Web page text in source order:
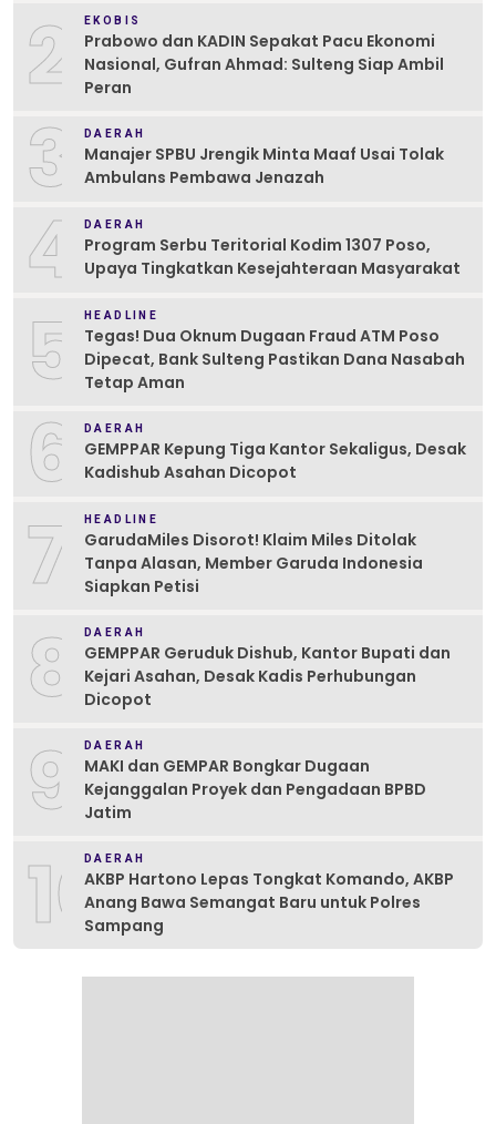
2 EKOBIS
Prabowo dan KADIN Sepakat Pacu Ekonomi
Nasional, Gufran Ahmad: Sulteng Siap Ambil
Peran
3 DAERAH
Manajer SPBU Jrengik Minta Maaf Usai Tolak
Ambulans Pembawa Jenazah
4 DAERAH
Program Serbu Teritorial Kodim 1307 Poso,
Upaya Tingkatkan Kesejahteraan Masyarakat
5 HEADLINE
Tegas! Dua Oknum Dugaan Fraud ATM Poso
Dipecat, Bank Sulteng Pastikan Dana Nasabah
Tetap Aman
6 DAERAH
GEMPPAR Kepung Tiga Kantor Sekaligus, Desak
Kadishub Asahan Dicopot
7 HEADLINE
GarudaMiles Disorot! Klaim Miles Ditolak
Tanpa Alasan, Member Garuda Indonesia
Siapkan Petisi
8 DAERAH
GEMPPAR Geruduk Dishub, Kantor Bupati dan
Kejari Asahan, Desak Kadis Perhubungan
Dicopot
9 DAERAH
MAKI dan GEMPAR Bongkar Dugaan
Kejanggalan Proyek dan Pengadaan BPBD
Jatim
10DAERAH
AKBP Hartono Lepas Tongkat Komando, AKBP
Anang Bawa Semangat Baru untuk Polres
Sampang